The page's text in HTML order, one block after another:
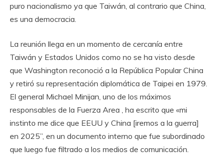
puro nacionalismo ya que Taiwán, al contrario que China,
es una democracia.
La reunión llega en un momento de cercanía entre
Taiwán y Estados Unidos como no se ha visto desde
que Washington reconoció a la República Popular China
y retiró su representación diplomática de Taipei en 1979.
El general Michael Minijan, uno de los máximos
responsables de la Fuerza Area , ha escrito que «mi
instinto me dice que EEUU y China [iremos a la guerra]
en 2025”, en un documento interno que fue subordinado
que luego fue filtrado a los medios de comunicación.